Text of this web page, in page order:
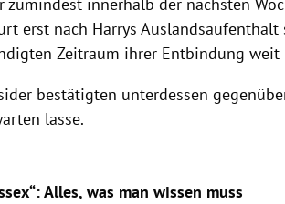
zumindest innerhalb der nächsten
erst nach Harrys
Zeitraum ihrer Entbindung weit
bestätigten unterdessen
lasse.
Alles, was man wissen muss